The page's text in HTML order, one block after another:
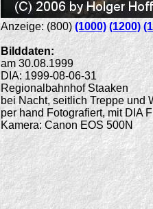
Anzeige: (800) (1000) (1200)
Bilddaten:
am 30.08.1999
DIA: 1999-08-06-31
Regionalbahnhof Staaken
bei Nacht, seitlich Treppe und
per hand Fotografiert, mit DIA
Kamera: Canon EOS 500N